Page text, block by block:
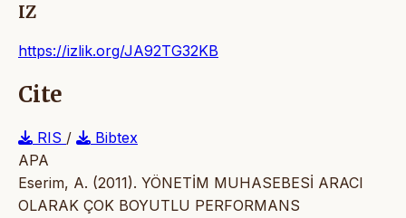
IZ
https://izlik.org/JA92TG32KB
Cite
RIS /
Bibtex
APA
Eserim, A. (2011). YÖNETİM MUHASEBESİ ARACI
OLARAK ÇOK BOYUTLU PERFORMANS